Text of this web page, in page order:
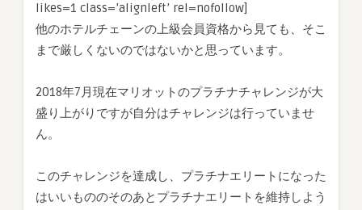
likes=1 class=’alignleft’ rel=nofollow]
他のホテルチェーンの上級会員資格から見ても、そこ
まで厳しくないのではないかと思っています。
2018年7月現在マリオットのプラチナチャレンジが大
盛り上がりですが自分はチャレンジは行っていませ
ん。
このチャレンジを達成し、プラチナエリートになった
はいいもののそのあとプラチナエリートを維持しよう